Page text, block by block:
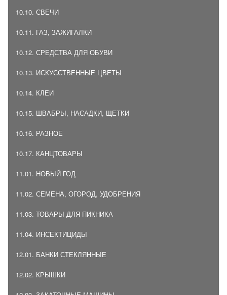
10.10. СВЕЧИ
10.11. ГАЗ, ЗАЖИГАЛКИ
10.12. СРЕДСТВА ДЛЯ ОБУВИ
10.13. ИСКУССТВЕННЫЕ ЦВЕТЫ
10.14. КЛЕИ
10.15. ШВАБРЫ, НАСАДКИ, ЩЕТКИ
10.16. РАЗНОЕ
10.17. КАНЦТОВАРЫ
11.01. НОВЫЙ ГОД
11.02. СЕМЕНА, ОГОРОД, УДОБРЕНИЯ
11.03. ТОВАРЫ ДЛЯ ПИКНИКА
11.04. ИНСЕКТИЦИДЫ
12.01. БАНКИ СТЕКЛЯННЫЕ
12.02. КРЫШКИ